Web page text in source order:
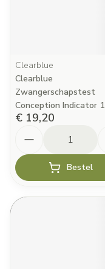
Clearblue
Clearblue
Zwangerschapstest
Conception Indicator 1
€ 19,20
Bestel